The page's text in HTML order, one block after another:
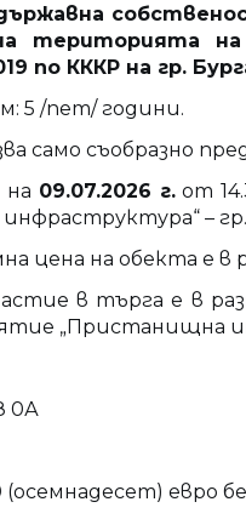
територията
по КККР на гр.
5 /пет/ години.
съобразно
09.07.2026 г.от
– гр.
цена на обекта е в
в търга е в
„Пристанищна
0А
евро